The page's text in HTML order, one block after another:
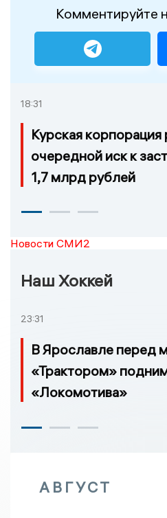
Комментируйте
18:31
Курская корпорация
очередной иск к
1,7 млрд рублей
Новости СМИ2
Наш Хоккей
23:31
В Ярославле перед
«Трактором»
«Локомотива»
АВГУСТ